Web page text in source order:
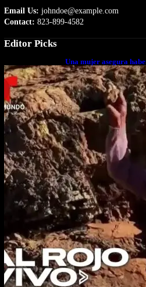
Email Us: johndoe@example.com
Contact: 823-899-4582
Editor Picks
Una mujer asegura
cuerpo a cuerpo